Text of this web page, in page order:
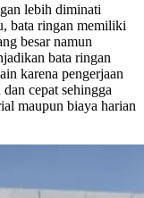
lebih diminati
bata ringan memiliki
besar namun
bata ringan
karena pengerjaan
cepat sehingga
maupun biaya harian